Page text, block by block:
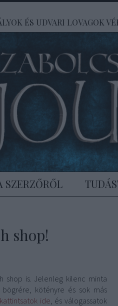
ÉS UDVARI LOVAGOK
SZERZŐRŐL
shop!
shop is. Jelenleg kilenc minta
kötényre és sok más
kattintsatok ide, és válogassatok